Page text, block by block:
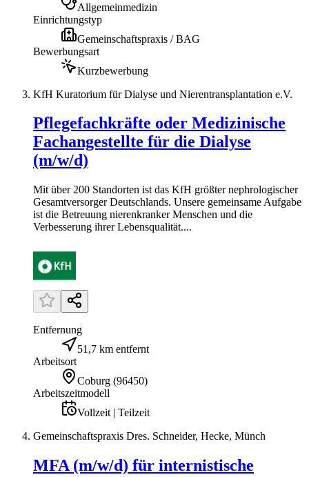
Allgemeinmedizin
Einrichtungstyp
Gemeinschaftspraxis / BAG
Bewerbungsart
Kurzbewerbung
KfH Kuratorium für Dialyse und Nierentransplantation e.V.
Pflegefachkräfte oder Medizinische
Fachangestellte für die Dialyse
(m/w/d)
Mit über 200 Standorten ist das KfH größter nephrologischer
Gesamtversorger Deutschlands. Unsere gemeinsame Aufgabe
ist die Betreuung nierenkranker Menschen und die
Verbesserung ihrer Lebensqualität....
Entfernung
51,7 km entfernt
Arbeitsort
Coburg (96450)
Arbeitszeitmodell
Vollzeit | Teilzeit
Gemeinschaftspraxis Dres. Schneider, Hecke, Münch
MFA (m/w/d) für internistische